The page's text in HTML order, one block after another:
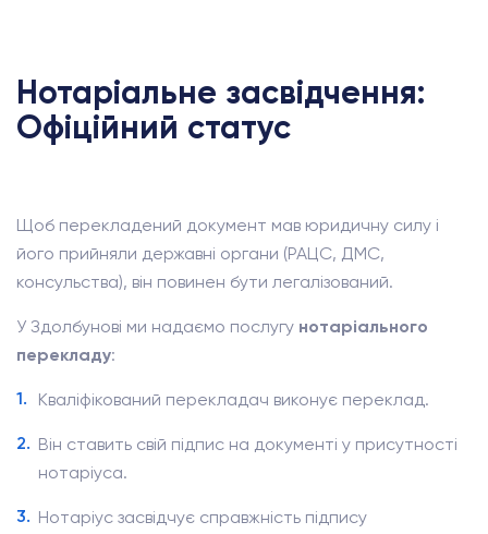
Нотаріальне засвідчення:
Офіційний статус
Щоб перекладений документ мав юридичну силу і
його прийняли державні органи (РАЦС, ДМС,
консульства), він повинен бути легалізований.
У Здолбунові ми надаємо послугу нотаріального
перекладу:
Кваліфікований перекладач виконує переклад.
Він ставить свій підпис на документі у присутності
нотаріуса.
Нотаріус засвідчує справжність підпису